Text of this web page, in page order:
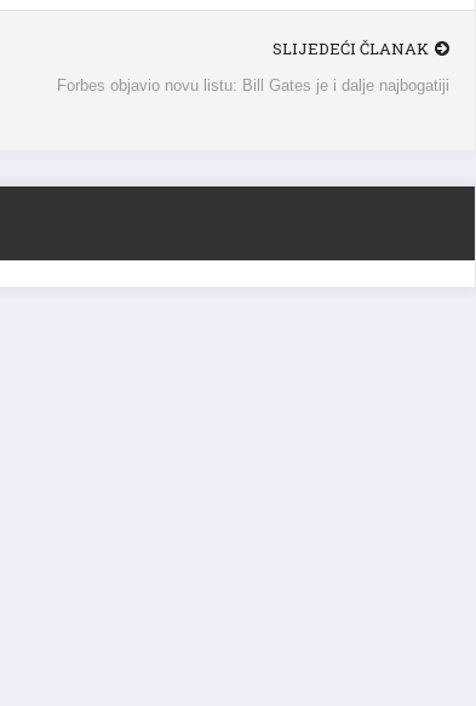
SLIJEDEĆI ČLANAK
Forbes objavio novu listu: Bill Gates je i dalje najbogatiji